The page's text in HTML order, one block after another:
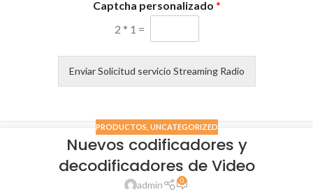
o
b
r
e
e
n
t
a
r
Captcha personalizado *
2 * 1 =
Enviar Solicitud servicio Streaming Radio
PRODUCTOS UNCATEGORIZED
Nuevos codificadores y
decodificadores de Video
admin 0